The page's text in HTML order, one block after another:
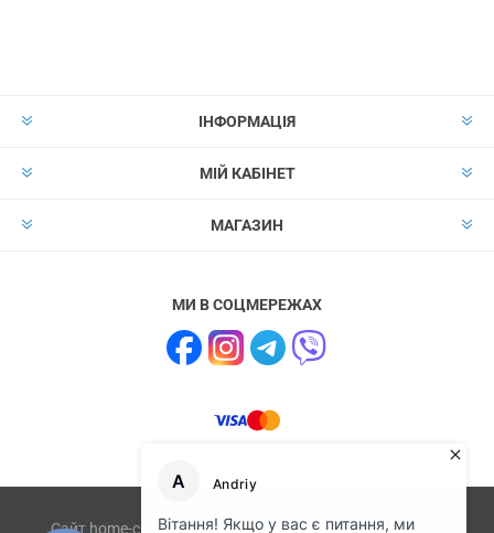
ІНФОРМАЦІЯ
МІЙ КАБІНЕТ
МАГАЗИН
МИ В СОЦМЕРЕЖАХ
Сайт home-club.com.ua не має відношення до компанії